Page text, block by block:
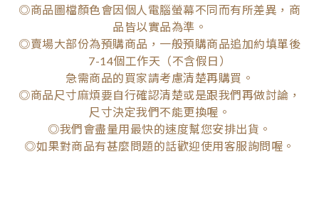
◎商品圖檔顏色會因個人電腦螢幕不同而有所差異，商
品皆以實品為準。
◎賣場大部份為預購商品，一般預購商品追加約填單後
7-14個工作天（不含假日）
急需商品的買家請考慮清楚再購買。
◎商品尺寸麻煩要自行確認清楚或是跟我們再做討論，
尺寸決定我們不能更換喔。
◎我們會盡量用最快的速度幫您安排出貨。
◎如果對商品有甚麼問題的話歡迎使用客服詢問喔。